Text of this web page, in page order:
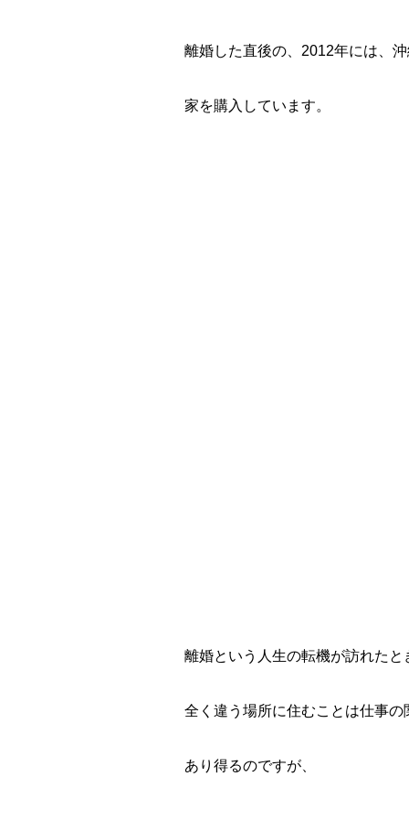
離婚した直後の、2012年には、
家を購入しています。
離婚という人生の転機が訪れたと
全く違う場所に住むことは仕事の
あり得るのですが、